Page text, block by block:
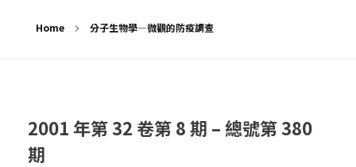
Home 分子生物學—微觀的防疫調查
2001 年第 32 卷第 8 期 – 總號第 380
期